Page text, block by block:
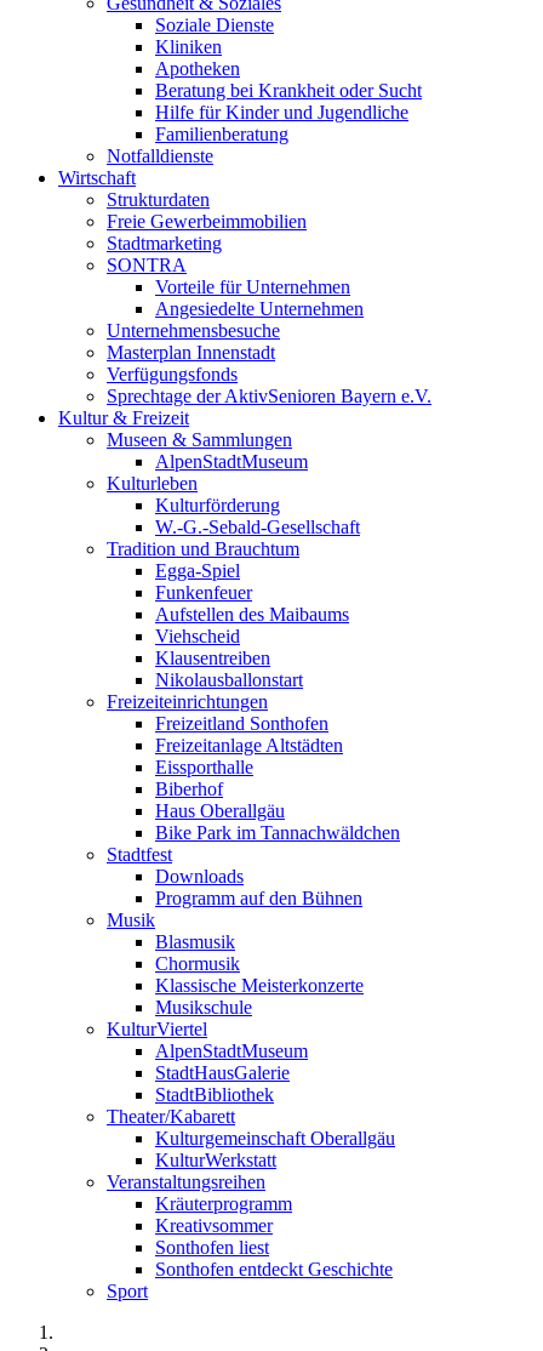
Soziale Dienste
Kliniken
Apotheken
Beratung bei Krankheit oder Sucht
Hilfe für Kinder und Jugendliche
Familienberatung
Notfalldienste
Wirtschaft
Strukturdaten
Freie Gewerbeimmobilien
Stadtmarketing
SONTRA
Vorteile für Unternehmen
Angesiedelte Unternehmen
Unternehmensbesuche
Masterplan Innenstadt
Verfügungsfonds
Sprechtage der AktivSenioren Bayern e.V.
Kultur & Freizeit
Museen & Sammlungen
AlpenStadtMuseum
Kulturleben
Kulturförderung
W.-G.-Sebald-Gesellschaft
Tradition und Brauchtum
Egga-Spiel
Funkenfeuer
Aufstellen des Maibaums
Viehscheid
Klausentreiben
Nikolausballonstart
Freizeiteinrichtungen
Freizeitland Sonthofen
Freizeitanlage Altstädten
Eissporthalle
Biberhof
Haus Oberallgäu
Bike Park im Tannachwäldchen
Stadtfest
Downloads
Programm auf den Bühnen
Musik
Blasmusik
Chormusik
Klassische Meisterkonzerte
Musikschule
KulturViertel
AlpenStadtMuseum
StadtHausGalerie
StadtBibliothek
Theater/Kabarett
Kulturgemeinschaft Oberallgäu
KulturWerkstatt
Veranstaltungsreihen
Kräuterprogramm
Kreativsommer
Sonthofen liest
Sonthofen entdeckt Geschichte
Sport